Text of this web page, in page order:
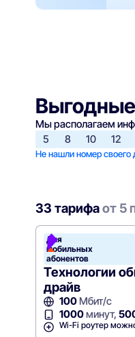
Мы располагаем
5
8 10 12
Не нашли номер
33 тарифаот 5
Для
мобильных
абонентов
Технологии
драйв
100Мбит/с
1000минут,
Wi-Fi роутер